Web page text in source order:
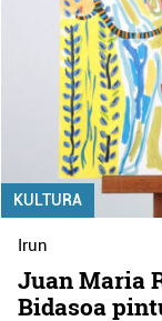
KULTURA
Irun
Juan Maria
Bidasoa